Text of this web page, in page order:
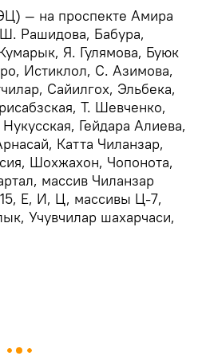
— на проспекте Амира
Рашидова, Бабура,
Я. Гулямова, Буюк
Истиклол, С. Азимова,
Сайилгох, Эльбека,
Т. Шевченко,
Гейдара Алиева,
Катта Чиланзар,
Шохжахон, Чопонота,
массив Чиланзар
15, Е, И, Ц, массивы Ц-7,
Учувчилар шахарчаси,